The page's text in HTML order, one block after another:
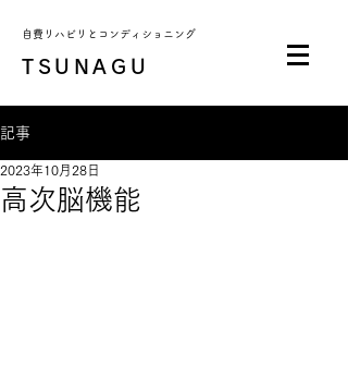
自費リハビリとコンディショニング
TSUNAGU
記事
高次脳機能
2023年10月28日